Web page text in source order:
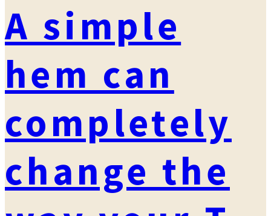
A simple
hem can
completely
change the